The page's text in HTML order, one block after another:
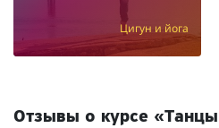
Цигун и йога
Отзывы о курсе